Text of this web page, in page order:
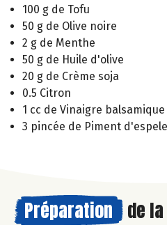
100 g de Tofu
50 g de Olive noire
2 g de Menthe
50 g de Huile d'olive
20 g de Crème soja
0.5 Citron
1 cc de Vinaigre balsamique
3 pincée de Piment
Préparation de la